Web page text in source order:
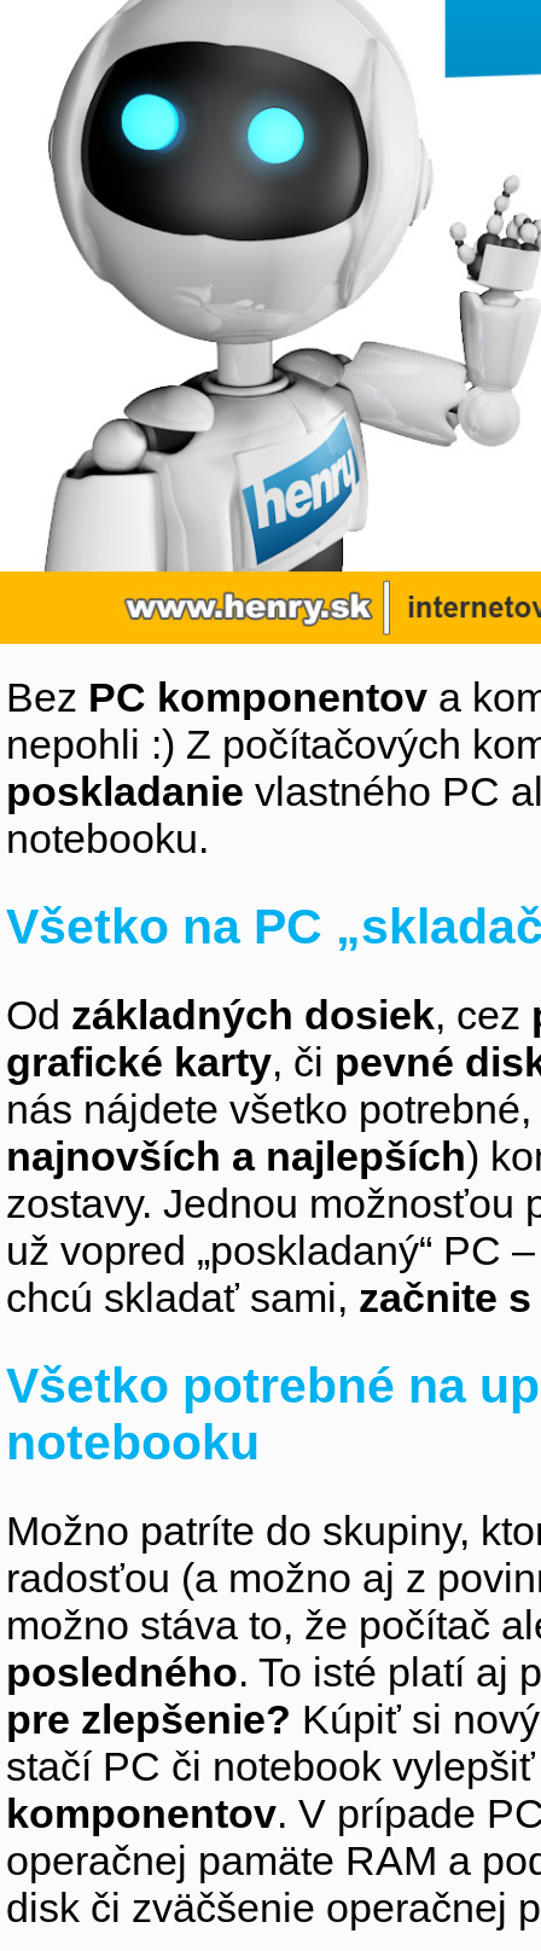
Bez PC komponentov a
nepohli :) Z počítačových
poskladanie vlastného PC
notebooku.
Všetko na PC
Od základných dosiek, cez
grafické karty, či pevné
nás nájdete všetko
najnovších a najlepších)
zostavy. Jednou možnosťou
už vopred „poskladaný“ PC
chcú skladať sami, začnite
Všetko potrebné na
notebooku
Možno patríte do skupiny,
radosťou (a možno aj z
možno stáva to, že počítač
posledného. To isté platí aj
pre zlepšenie? Kúpiť si
stačí PC či notebook
komponentov. V prípade
operačnej pamäte RAM a
disk či zväčšenie operačnej